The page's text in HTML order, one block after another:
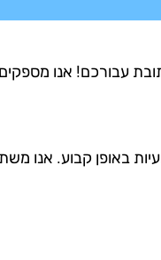
עבורכם! אנו מספקים
באופן קבוע. אנו